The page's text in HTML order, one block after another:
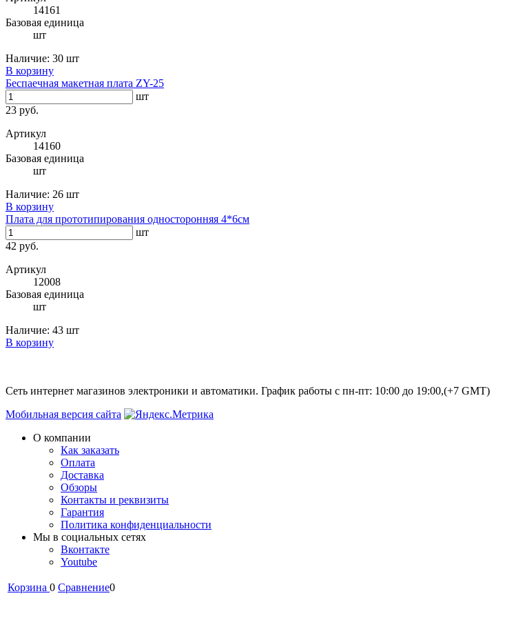
14161
Базовая единица
шт
Наличие: 30 шт
В корзину
Беспаечная макетная плата ZY-25
шт
23 руб.
Артикул
14160
Базовая единица
шт
Наличие: 26 шт
В корзину
Плата для прототипирования односторонняя 4*6см
шт
42 руб.
Артикул
12008
Базовая единица
шт
Наличие: 43 шт
В корзину
Сеть интернет магазинов электроники и автоматики. График работы с пн-пт: 10:00 до 19:00,(+7 GMT)
Мобильная версия сайта
О компании
Как заказать
Оплата
Доставка
Обзоры
Контакты и реквизиты
Гарантия
Политика конфиденциальности
Мы в cоциальных сетях
Вконтакте
Youtube
Корзина 0 Сравнение0